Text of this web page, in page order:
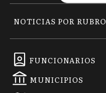
FUNCIONARIOS
MUNICIPIOS
NOTICIAS POR RUBRO